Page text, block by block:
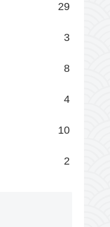
29
3
8
4
10
2